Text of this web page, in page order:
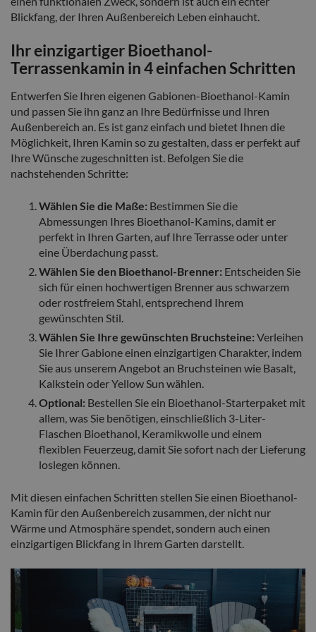
Blickfang, der Ihren Außenbereich Leben einhaucht.
Ihr einzigartiger Bioethanol-
Terrassenkamin in 4 einfachen Schritten
Entwerfen Sie Ihren eigenen Gabionen-Bioethanol-Kamin
und passen Sie ihn ganz an Ihre Bedürfnisse und Ihren
Außenbereich an. Es ist ganz einfach und bietet Ihnen die
Möglichkeit, Ihren Kamin so zu gestalten, dass er perfekt auf
Ihre Wünsche zugeschnitten ist. Befolgen Sie die
nachstehenden Schritte:
Wählen Sie die Maße: Bestimmen Sie die
Abmessungen Ihres Bioethanol-Kamins, damit er
perfekt in Ihren Garten, auf Ihre Terrasse oder unter
eine Überdachung passt.
Wählen Sie den Bioethanol-Brenner: Entscheiden Sie
sich für einen hochwertigen Brenner aus schwarzem
oder rostfreiem Stahl, entsprechend Ihrem
gewünschten Stil.
Wählen Sie Ihre gewünschten Bruchsteine: Verleihen
Sie Ihrer Gabione einen einzigartigen Charakter, indem
Sie aus unserem Angebot an Bruchsteinen wie Basalt,
Kalkstein oder Yellow Sun wählen.
Optional: Bestellen Sie ein Bioethanol-Starterpaket mit
allem, was Sie benötigen, einschließlich 3-Liter-
Flaschen Bioethanol, Keramikwolle und einem
flexiblen Feuerzeug, damit Sie sofort nach der Lieferung
loslegen können.
Mit diesen einfachen Schritten stellen Sie einen Bioethanol-
Kamin für den Außenbereich zusammen, der nicht nur
Wärme und Atmosphäre spendet, sondern auch einen
einzigartigen Blickfang in Ihrem Garten darstellt.